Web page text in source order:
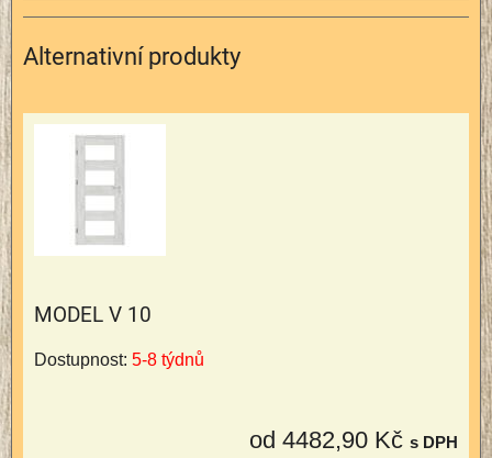
Alternativní produkty
MODEL V 10
Dostupnost: 5-8 týdnů
od 4482,90 Kč s DPH